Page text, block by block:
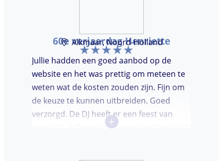
60e verjaardag Henriette
Alkmaar, Noord-Holland
Jullie hadden een goed aanbod op de
website en het was prettig om meteen te
weten wat de kosten zouden zijn. Fijn om
de keuze te kunnen uitbreiden. Goed
verzorgd. De DJ heeft er een feest van
gemaakt. Iedereen was super enthousiast,
+